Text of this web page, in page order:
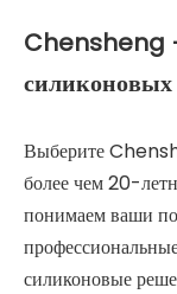
Chensheng
силиконовых
Выберите
более чем 20-
понимаем ваши
силиконовые